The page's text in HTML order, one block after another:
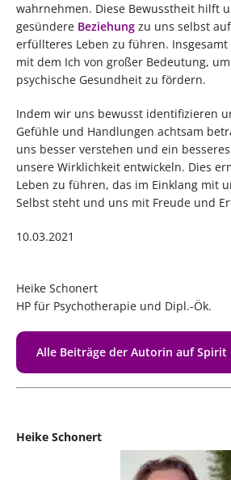
wahrnehmen. Diese Bewusstheit hilft
gesündere Beziehung zu uns selbst
erfüllteres Leben zu führen.
mit dem Ich von großer Bedeutung,
psychische Gesundheit zu fördern.
Indem wir uns bewusst identifizieren
Gefühle und Handlungen achtsam
uns besser verstehen und ein
unsere Wirklichkeit entwickeln. Dies
Leben zu führen, das im Einklang mit
Selbst steht und uns mit Freude und
10.03.2021
Heike Schonert
HP für Psychotherapie und Dipl.-Ök.
Alle Beiträge der Autorin auf Spirit
Heike Schonert